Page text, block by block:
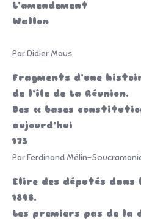
L’amendement
Par Didier Maus
Fragments d’une
de l’île de La Réunion.
Des « bases
173
Par Ferdinand Mélin-
Elire des députés dans
1848.
Les premiers pas de la